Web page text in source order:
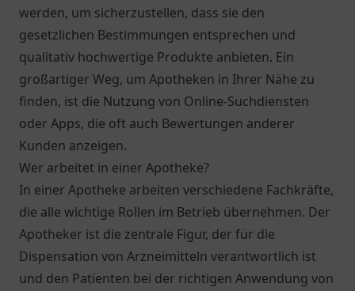
werden, um sicherzustellen, dass sie den
gesetzlichen Bestimmungen entsprechen und
qualitativ hochwertige Produkte anbieten. Ein
großartiger Weg, um Apotheken in Ihrer Nähe zu
finden, ist die Nutzung von Online-Suchdiensten
oder Apps, die oft auch Bewertungen anderer
Kunden anzeigen.
Wer arbeitet in einer Apotheke?
In einer Apotheke arbeiten verschiedene Fachkräfte,
die alle wichtige Rollen im Betrieb übernehmen. Der
Apotheker ist die zentrale Figur, der für die
Dispensation von Arzneimitteln verantwortlich ist
und den Patienten bei der richtigen Anwendung von